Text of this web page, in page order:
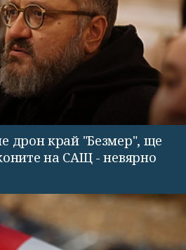
дрон край "Безмер", ще
на САЩ - невярно